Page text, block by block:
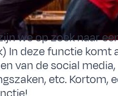
we op zoek naar
In deze functie komt
van de social
etc. Kortom,